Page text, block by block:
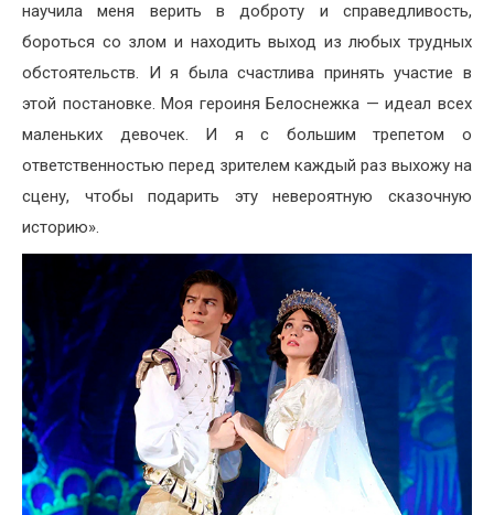
научила меня верить в доброту и справедливость,
бороться со злом и находить выход из любых трудных
обстоятельств. И я была счастлива принять участие в
этой постановке. Моя героиня Белоснежка — идеал всех
маленьких девочек. И я с большим трепетом о
ответственностью перед зрителем каждый раз выхожу на
сцену, чтобы подарить эту невероятную сказочную
историю».